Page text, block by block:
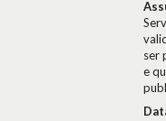
ser
e